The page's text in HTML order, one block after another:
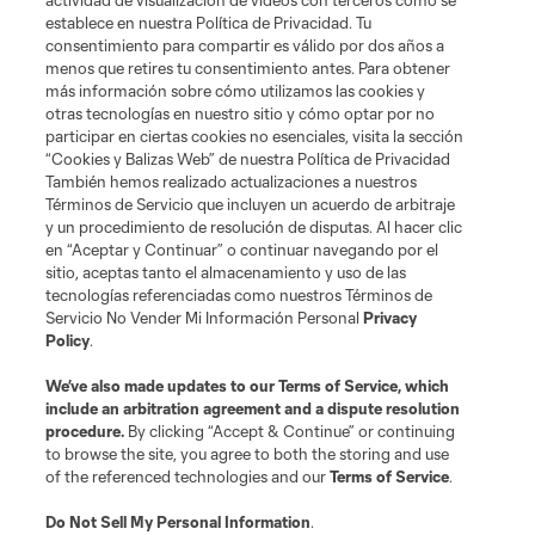
establece en nuestra Política de Privacidad. Tu
consentimiento para compartir es válido por dos años a
menos que retires tu consentimiento antes. Para obtener
más información sobre cómo utilizamos las cookies y
otras tecnologías en nuestro sitio y cómo optar por no
participar en ciertas cookies no esenciales, visita la sección
“Cookies y Balizas Web” de nuestra Política de Privacidad
También hemos realizado actualizaciones a nuestros
Términos de Servicio que incluyen un acuerdo de arbitraje
y un procedimiento de resolución de disputas. Al hacer clic
en “Aceptar y Continuar” o continuar navegando por el
sitio, aceptas tanto el almacenamiento y uso de las
tecnologías referenciadas como nuestros Términos de
Servicio No Vender Mi Información PersonalPrivacy
Policy.
We’ve also made updates to ourTerms of Service, which
include an arbitration agreement and a dispute resolution
procedure. By clicking “Accept & Continue” or continuing
to browse the site, you agree to both the storing and use
of the referenced technologies and ourTerms of Service.
Do Not Sell My Personal Information.